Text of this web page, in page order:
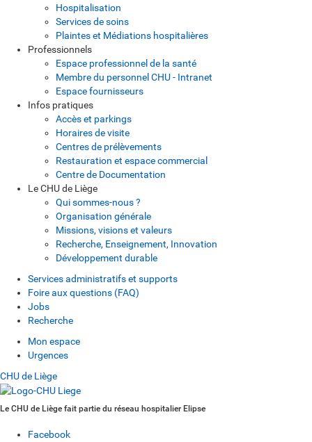
Hospitalisation
Services de soins
Plaintes et Médiations hospitalières
Professionnels
Espace professionnel de la santé
Membre du personnel CHU - Intranet
Espace fournisseurs
Infos pratiques
Accès et parkings
Horaires de visite
Centres de prélèvements
Restauration et espace commercial
Centre de Documentation
Le CHU de Liège
Qui sommes-nous ?
Organisation générale
Missions, visions et valeurs
Recherche, Enseignement, Innovation
Développement durable
Services administratifs et supports
Foire aux questions (FAQ)
Jobs
Recherche
Mon espace
Urgences
CHU de Liège
Le CHU de Liège fait partie du réseau hospitalier Elipse
Facebook